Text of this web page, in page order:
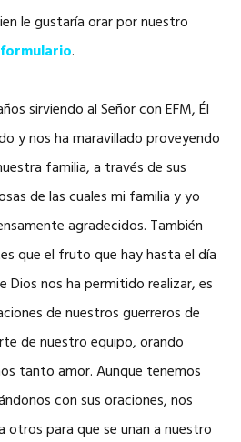
le gustaría orar por nuestro
.
sirviendo al Señor con EFM, Él
y nos ha maravillado proveyendo
familia, a través de sus
de las cuales mi familia y yo
agradecidos. También
que el fruto que hay hasta el día
Dios nos ha permitido realizar, es
de nuestros guerreros de
de nuestro equipo, orando
tanto amor. Aunque tenemos
con sus oraciones, nos
otros para que se unan a nuestro